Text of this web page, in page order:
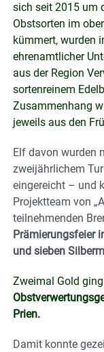
sich seit 2015 um
Obstsorten im
kümmert, wurden
ehrenamtlicher
aus der Region
sortenreinem
Zusammenhang
jeweils aus den
Elf davon wurden
zweijährlichem
eingereicht – und
Projektteam von
teilnehmenden
Prämierungsfeier
und sieben
Zweimal Gold
Prien.
Damit konnte